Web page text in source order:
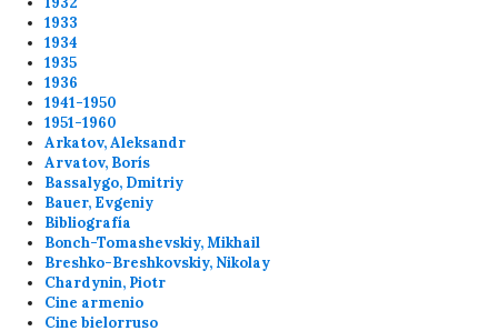
1933
1934
1935
1936
1941-1950
1951-1960
Arkatov, Aleksandr
Arvatov, Borís
Bassalygo, Dmitriy
Bauer, Evgeniy
Bibliografía
Bonch-Tomashevskiy, Mikhail
Breshko-Breshkovskiy, Nikolay
Chardynin, Piotr
Cine armenio
Cine bielorruso